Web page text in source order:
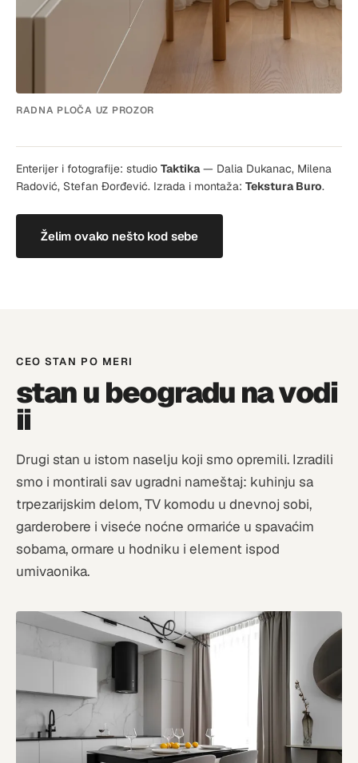
RADNA PLOČA UZ PROZOR
Enterijer i fotografije: studio Taktika— Dalia Dukanac, Milena
Radović, Stefan Đorđević. Izrada i montaža: Tekstura Buro.
Želim ovako nešto kod sebe
CEO STAN PO MERI
stan u beogradu na vodi
ii
Drugi stan u istom naselju koji smo opremili. Izradili
smo i montirali sav ugradni nameštaj: kuhinju sa
trpezarijskim delom, TV komodu u dnevnoj sobi,
garderobere i viseće noćne ormariće u spavaćim
sobama, ormare u hodniku i element ispod
umivaonika.